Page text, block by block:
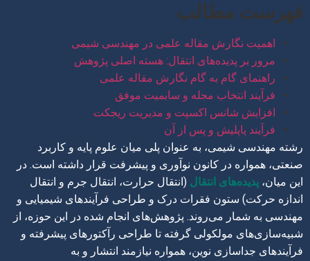
فهرست مطالب
اهمیت نگارش مقاله علمی در مهندسی شیمی
مرور بر پدیده‌های انتقال: هسته اصلی پژوهش
راهنمای گام به گام نگارش مقاله علمی
فرآیند انتخاب مجله و سابمیت موفق
افزایش شانس اکسپت و مدیریت ریجکت
فرآیند پاپلیش و پس از آن
رشته مهندسی شیمی، به عنوان پلی میان علوم پایه و کاربرد
صنعتی، همواره در کانون نوآوری و پیشرفت قرار داشته است. در
این میان، پدیده‌های انتقال (انتقال حرارت، انتقال جرم و انتقال
اندازه حرکت) ستون فقرات درک و طراحی فرآیندهای شیمیایی و
مهندسی به شمار می‌روند. پژوهش‌های انجام شده در این حوزه، از
شبیه‌سازی‌های مولکولی گرفته تا طراحی رآکتورهای پیشرفته و
فرآیندهای جداسازی نوین، همواره نیازمند انتشار و به